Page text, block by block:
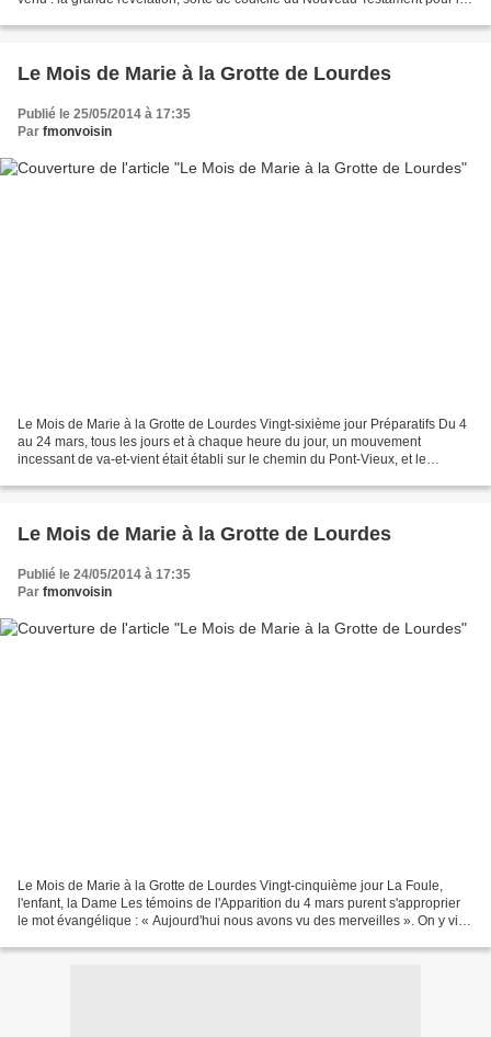
Le Mois de Marie à la Grotte de Lourdes
Publié le 25/05/2014 à 17:35
Par fmonvoisin
Le Mois de Marie à la Grotte de Lourdes Vingt-sixième jour Préparatifs Du 4
au 24 mars, tous les jours et à chaque heure du jour, un mouvement
incessant de va-et-vient était établi sur le chemin du Pont-Vieux, et le
Le Mois de Marie à la Grotte de Lourdes
Publié le 24/05/2014 à 17:35
Par fmonvoisin
Le Mois de Marie à la Grotte de Lourdes Vingt-cinquième jour La Foule,
l'enfant, la Dame Les témoins de l'Apparition du 4 mars purent s'approprier
le mot évangélique : « Aujourd'hui nous avons vu des merveilles ». On y vit